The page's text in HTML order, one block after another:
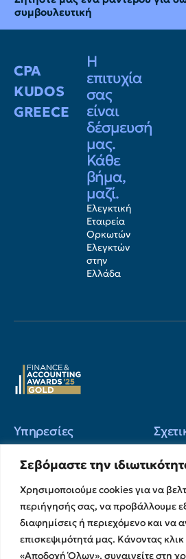
Σεβόμαστε την
Χρησιμοποιούμε cookies για να
περιήγησής σας, να προβάλλουμε
διαφημίσεις ή περιεχόμενο και να
επισκεψιμότητά μας. Κάνοντας
«Αποδοχή Όλων», συναινείτε στη
συμβουλευτική
CPA
KUDOS
GREECE
Η
επιτυχία
σας
είναι
δέσμευσή
μας.
Κάθε
βήμα,
μαζί.
Ελεγκτική
Εταιρεία
Ορκωτών
Ελεγκτών
στην
Ελλάδα
Υπηρεσίες
Διασφάλισης
Χρηματοικοικονομικές &
Συμβουλευτικές Υπηρεσίες
Υπηρεσίες Ανάπτυξης και
Καινοτομίας
Λογιστικές & Φορολογικές
Η